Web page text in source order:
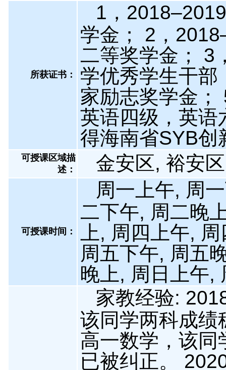
所获证书 ：
1，
学金； 2，
二等奖学金； 3
学优秀学生干
家励志奖学金
英语四级，英语
得海南省SYB创
可授课区域描
述：
金安区, 裕安
可授课时间：
周一上午, 周
二下午, 周二晚
上, 周四上午,
周五下午, 周五
晚上, 周日上午,
家教经验:
该同学两科成绩
高一数学，该同
已被纠正。